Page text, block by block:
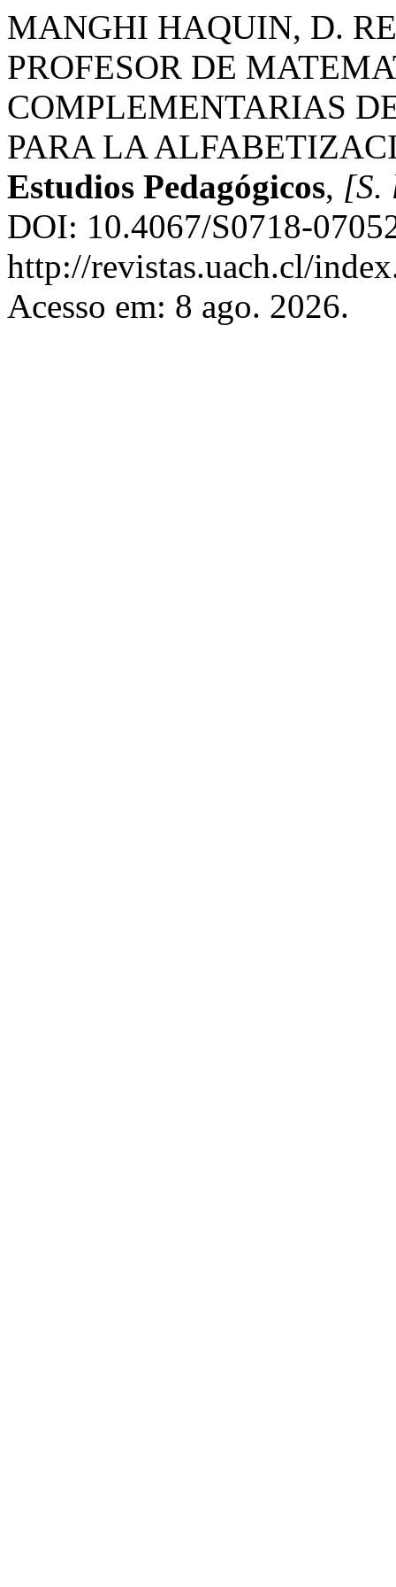
MANGHI HAQUIN, D.
PROFESOR DE
COMPLEMENTARIAS
PARA LA
Estudios Pedagógicos, [S.
DOI: 10.4067/S0718-
http://revistas.uach.cl/
Acesso em: 8 ago. 2026.